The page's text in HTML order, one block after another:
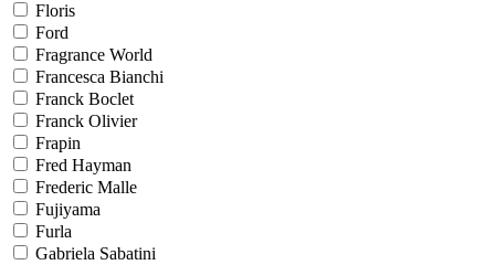
Floris
Ford
Fragrance World
Francesca Bianchi
Franck Boclet
Franck Olivier
Frapin
Fred Hayman
Frederic Malle
Fujiyama
Furla
Gabriela Sabatini